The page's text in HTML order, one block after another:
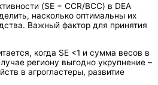
(SE = CCR/BCC) в DEA
насколько оптимальны их
Важный фактор для принятия
когда SE <1 и сумма весов в
региону выгодно укрупнение –
в агрогластеры, развитие